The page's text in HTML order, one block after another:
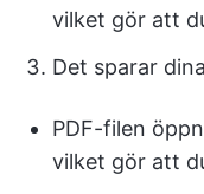
vilket gör att
Det sparar
PDF-filen
vilket gör att